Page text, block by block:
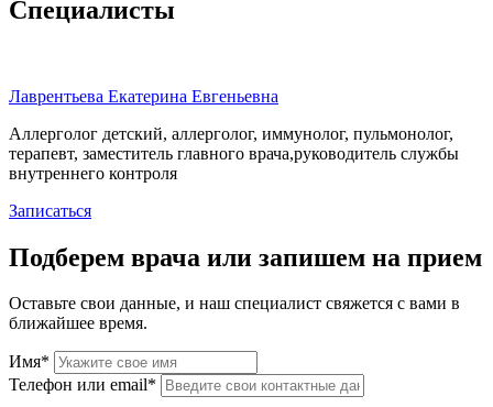
Специалисты
Лаврентьева Екатерина Евгеньевна
Аллерголог детский, аллерголог, иммунолог, пульмонолог,
терапевт, заместитель главного врача,руководитель службы
внутреннего контроля
Записаться
Подберем врача или запишем на прием
Оставьте свои данные, и наш специалист свяжется с вами в
ближайшее время.
Имя*
Телефон или email*